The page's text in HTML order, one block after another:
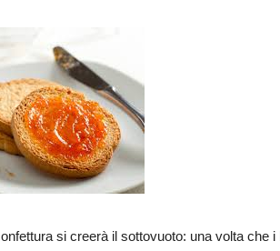
si creerà il sottovuoto: una volta che